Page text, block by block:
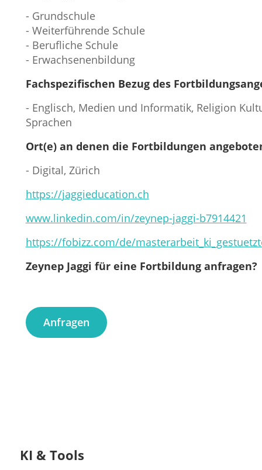
- Grundschule
- Weiterführende Schule
- Berufliche Schule
- Erwachsenenbildung
Fachspezifischen Bezug des
- Englisch, Medien und Informatik, Religion
Sprachen
Ort(e) an denen die Fortbildungen
- Digital, Zürich
https://jaggieducation.ch
www.linkedin.com/in/zeynep-jaggi-b7914421
https://fobizz.com/de/
Zeynep Jaggi für eine Fortbildung anfragen?
Anfragen
KI & Tools